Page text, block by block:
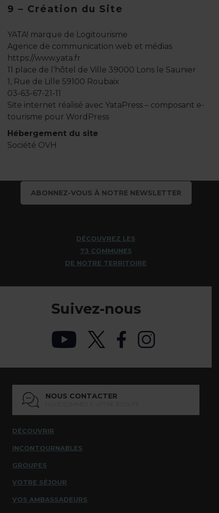
9 – Création du Site
YATA! marque de Logitourisme
Agence de communication web et médias
https://www.yata.fr
11 place de l’hôtel de Ville 39000 Lons le Saunier
1, Rue de Lille 59100 Roubaix
03-63-67-21-11
Site internet réalisé avec YataPress – composant e-
tourisme pour WordPress
Hébergement du site
Société OVH
ABONNEZ-VOUS À NOTRE NEWSLETTER
DÉCOUVREZ LES
73 COMMUNES
DE NOTRE TERRITOIRE
Suivez-nous
NOUS CONTACTER
DÉCOUVRIR
INCONTOURNABLES
GROUPES
VOTRE SÉJOUR
VOS AMBASSADEURS